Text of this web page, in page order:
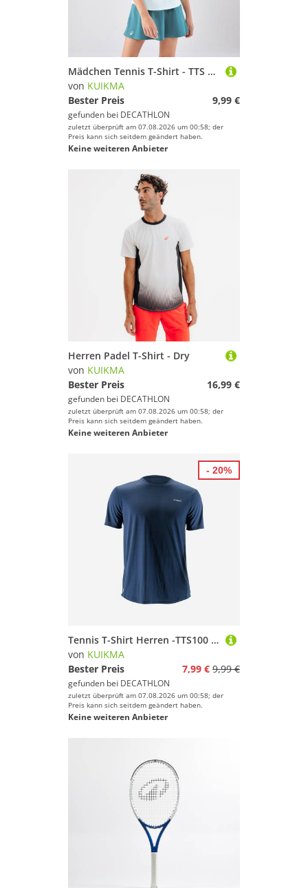
Mädchen Tennis T-Shirt - TTS Soft grün
von KUIKMA
Bester Preis
9,99 €
gefunden bei DECATHLON
zuletzt überprüft am 07.08.2026 um 00:58; der
Preis kann sich seitdem geändert haben.
Keine weiteren Anbieter
Herren Padel T-Shirt - Dry
von KUIKMA
Bester Preis
16,99 €
gefunden bei DECATHLON
zuletzt überprüft am 07.08.2026 um 00:58; der
Preis kann sich seitdem geändert haben.
Keine weiteren Anbieter
Tennis T-Shirt Herren -TTS100 Club marineblau
von KUIKMA
Bester Preis
7,99 € 9,99 €
gefunden bei DECATHLON
zuletzt überprüft am 07.08.2026 um 00:58; der
Preis kann sich seitdem geändert haben.
Keine weiteren Anbieter
- 20%